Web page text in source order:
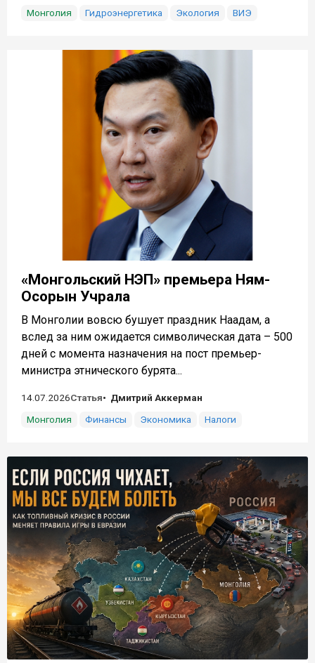
Монголия
Гидроэнергетика Экология ВИЭ
«Монгольский НЭП» премьера Ням-
Осорын Учрала
В Монголии вовсю бушует праздник Наадам, а
вслед за ним ожидается символическая дата – 500
дней с момента назначения на пост премьер-
министра этнического бурята...
14.07.2026Статья
Дмитрий Аккерман
Монголия
Финансы Экономика Налоги